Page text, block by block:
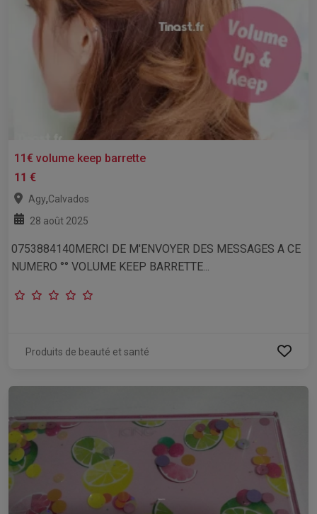
11€ volume keep barrette
11 €
Agy,Calvados
28 août 2025
0753884140MERCI DE M'ENVOYER DES MESSAGES A CE
NUMERO °° VOLUME KEEP BARRETTE...
Produits de beauté et santé